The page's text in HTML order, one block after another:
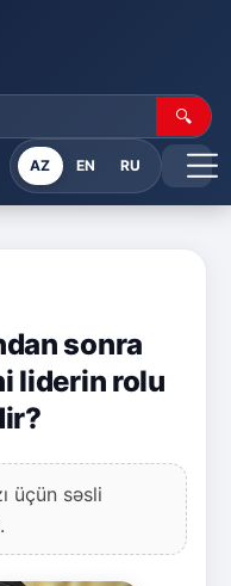
🔍
AZ EN RU
sonra
liderin rolu
üçün səsli